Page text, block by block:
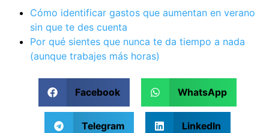
Cómo identificar gastos que aumentan en verano
sin que te des cuenta
Por qué sientes que nunca te da tiempo a nada
(aunque trabajes más horas)
Facebook WhatsApp
Telegram LinkedIn